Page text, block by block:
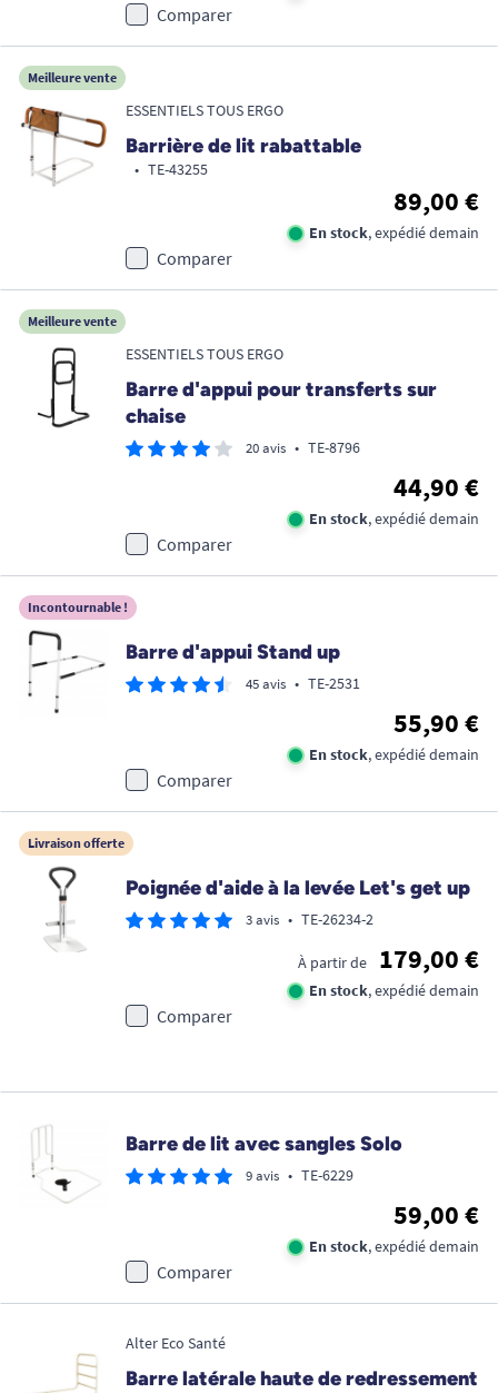
Comparer
Meilleure vente
ESSENTIELS TOUS ERGO
Barrière de lit rabattable
• TE-43255
89,00 €
En stock, expédié demain
Comparer
Meilleure vente
ESSENTIELS TOUS ERGO
Barre d'appui pour transferts sur
chaise
20 avis • TE-8796
44,90 €
En stock, expédié demain
Comparer
Incontournable !
Barre d'appui Stand up
45 avis • TE-2531
55,90 €
En stock, expédié demain
Comparer
Livraison offerte
Poignée d'aide à la levée Let's get up
3 avis • TE-26234-2
À partir de 179,00 €
En stock, expédié demain
Comparer
Barre de lit avec sangles Solo
9 avis • TE-6229
59,00 €
En stock, expédié demain
Comparer
Alter Eco Santé
Barre latérale haute de redressement